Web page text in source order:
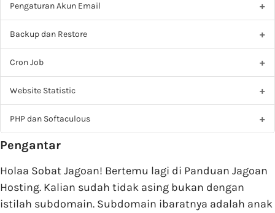
Pengaturan Akun Email
Backup dan Restore
Cron Job
Website Statistic
PHP dan Softaculous
Pengantar
Holaa Sobat Jagoan! Bertemu lagi di Panduan Jagoan
Hosting. Kalian sudah tidak asing bukan dengan
istilah subdomain. Subdomain ibaratnya adalah anak